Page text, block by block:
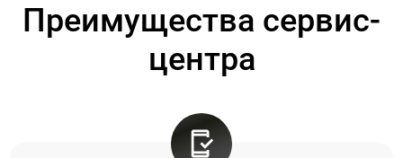
Преимущества сервис-
центра